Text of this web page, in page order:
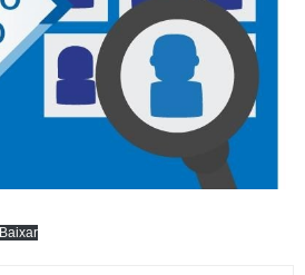
Baixar